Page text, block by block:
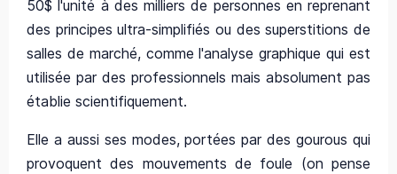
50$ l'unité à des milliers de personnes en reprenant
des principes ultra-simplifiés ou des superstitions de
salles de marché, comme l'analyse graphique qui est
utilisée par des professionnels mais absolument pas
établie scientifiquement.
Elle a aussi ses modes, portées par des gourous qui
provoquent des mouvements de foule (on pense